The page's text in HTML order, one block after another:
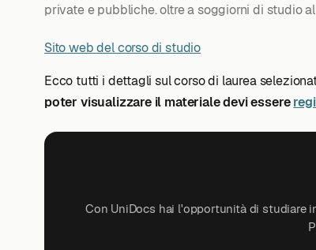
private e pubbliche. oltre a soggiorni di studio
Sito web del corso di studio
Ecco tutti i dettagli sul corso di laurea
poter visualizzare il materiale devi essere
Con UniDocs hai l'opportunità di studiare